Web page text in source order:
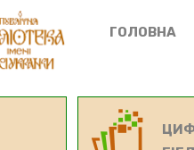
ГОЛОВНА